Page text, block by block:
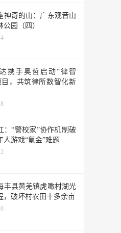
神奇的山：广东观音山
公园（四）
携手奥哲启动“律智
目，共筑律所数智化新
：“警校家”协作机制破
人游戏“氪金”难题
丰县黄羌镇虎噉村湖光
，破坏村农田十多余亩